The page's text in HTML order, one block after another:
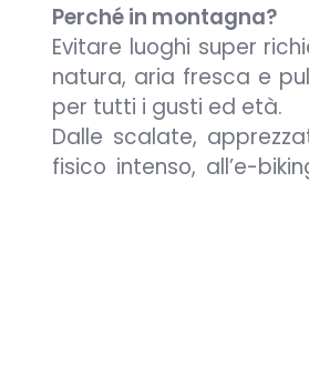
Perché in montagna?
Evitare luoghi super
natura, aria fresca e
per tutti i gusti ed età.
Dalle scalate,
fisico intenso, all’e-